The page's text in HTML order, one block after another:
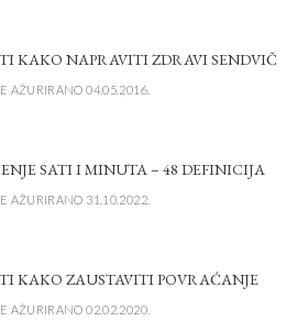
KAKO NAPRAVITI ZDRAVI SENDVIČ
AŽURIRANO 04.05.2016.
SATI I MINUTA – 48 DEFINICIJA
AŽURIRANO 31.10.2022.
KAKO ZAUSTAVITI POVRAĆANJE
AŽURIRANO 02.02.2020.